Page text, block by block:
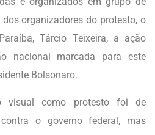
organizadores do protesto, o
Tárcio Teixeira, a ação
nacional marcada para este
Bolsonaro.
visual como protesto foi de
o governo federal, mas